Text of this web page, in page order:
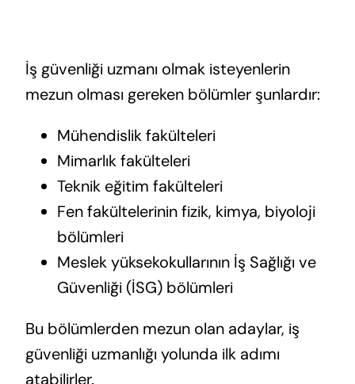
İş güvenliği uzmanı olmak isteyenlerin
mezun olması gereken bölümler şunlardır:
Mühendislik fakülteleri
Mimarlık fakülteleri
Teknik eğitim fakülteleri
Fen fakültelerinin fizik, kimya, biyoloji
bölümleri
Meslek yüksekokullarının İş Sağlığı ve
Güvenliği (İSG) bölümleri
Bu bölümlerden mezun olan adaylar, iş
güvenliği uzmanlığı yolunda ilk adımı
atabilirler.